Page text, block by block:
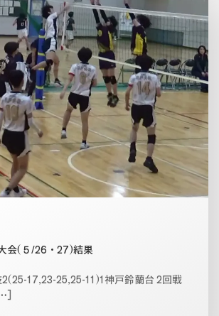
会(５/26・27)結果
17,23-25,25-11)1神戸鈴蘭台 2回戦